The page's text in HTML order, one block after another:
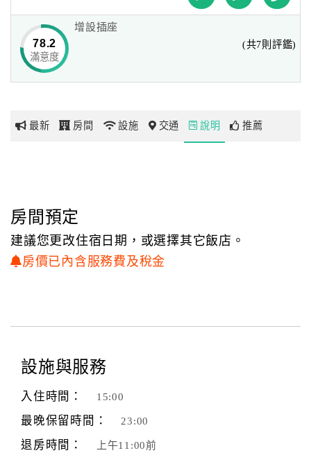
網
玩
地
圖
顧
顧
客
滿
度
谷關溫泉的由來
台灣光復後始命名為「谷關」意指為山谷中之關卡。
谷關溫泉自山麓湧出，溫度約攝氏六十五度，PH值7.6，屬
浴後皮膚柔細不滑膩，可舒緩工作壓力，減輕神經疲勞，
78.2
滿意度
增設插座
(共7則評鑑)
最新 房間 設施 交通 說明 推薦
房間預定
建議您更改住宿日期，或選擇其它飯店。
房價已內含服務費及稅金
設施與服務
入住時間： 15:00
最晚保留時間： 23:00
退房時間： 上午11:00前